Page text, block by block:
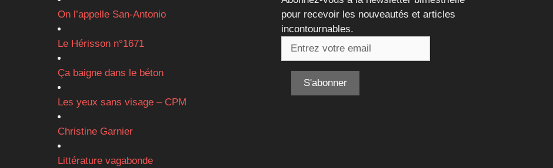
On l’appelle San-Antonio
Le Hérisson n°1671
Ça baigne dans le béton
Les yeux sans visage – CPM
Christine Garnier
Littérature vagabonde
pour recevoir les nouveautés et articles
incontournables.